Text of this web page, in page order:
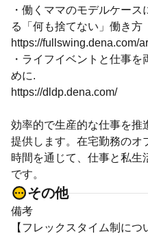
・働くママのモデルケー
る「何も捨てない」働き方
https://fullswing.dena.com/
・ライフイベントと仕事
めに.
https://dldp.dena.com/
効率的で生産的な仕事を推
提供します。在宅勤務のオ
時間を通じて、仕事と私生
です。
その他
備考
【フレックスタイム制につ